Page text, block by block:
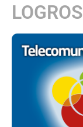
LOGROS